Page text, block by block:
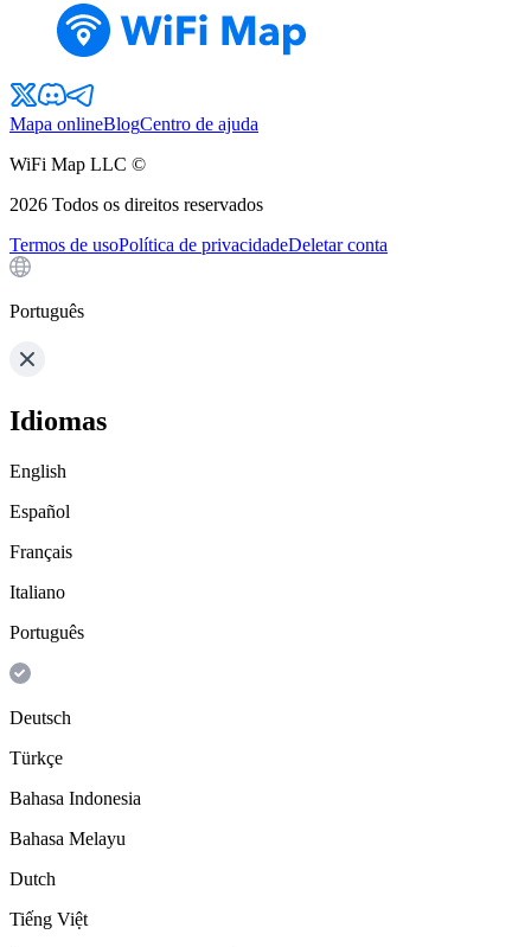
Mapa onlineBlogCentro de ajuda
WiFi Map LLC ©
2026 Todos os direitos reservados
Termos de usoPolítica de privacidadeDeletar conta
Português
Idiomas
English
Español
Français
Italiano
Português
Deutsch
Türkçe
Bahasa Indonesia
Bahasa Melayu
Dutch
Tiếng Việt